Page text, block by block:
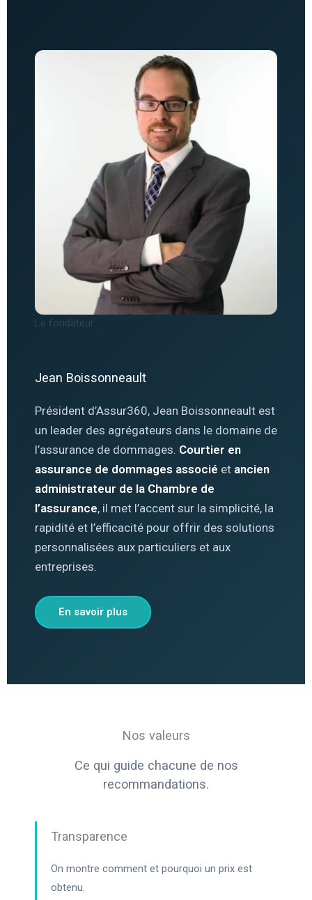
Le fondateur
Jean Boissonneault
Président d’Assur360, Jean Boissonneault est
un leader des agrégateurs dans le domaine de
l’assurance de dommages. Courtier en
assurance de dommages associé et ancien
administrateur de la Chambre de
l’assurance, il met l’accent sur la simplicité, la
rapidité et l’efficacité pour offrir des solutions
personnalisées aux particuliers et aux
entreprises.
En savoir plus
Nos valeurs
Ce qui guide chacune de nos
recommandations.
Transparence
On montre comment et pourquoi un prix est
obtenu.